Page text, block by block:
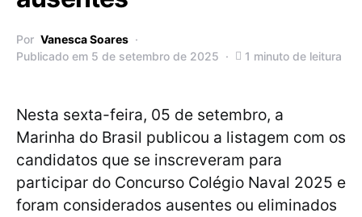
Por Vanesca Soares
Publicado em 5 de setembro de 2025
1 minuto de leitura
Nesta sexta-feira, 05 de setembro, a
Marinha do Brasil publicou a listagem com os
candidatos que se inscreveram para
participar do Concurso Colégio Naval 2025 e
foram considerados ausentes ou eliminados